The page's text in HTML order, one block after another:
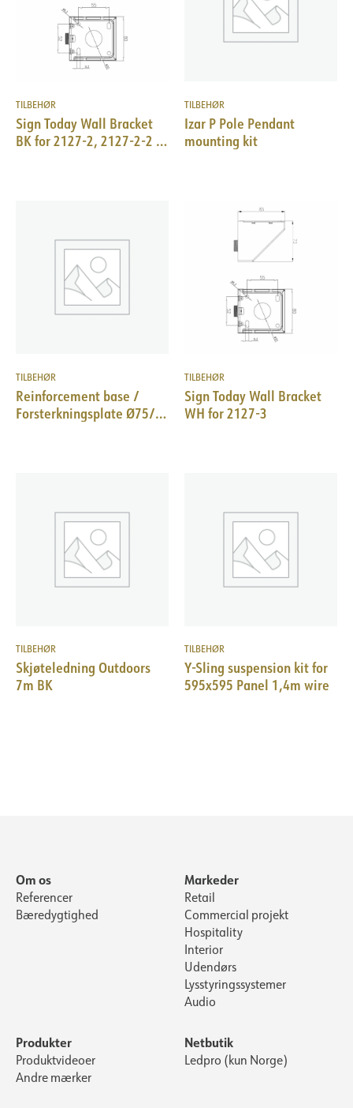
TILBEHØR
Sign Today Wall Bracket
BK for 2127-2, 2127-2-2 &
TILBEHØR
Izar P Pole Pendant
mounting kit
TILBEHØR
Reinforcement base /
Forsterkningsplate Ø75/
TILBEHØR
Sign Today Wall Bracket
WH for 2127-3
TILBEHØR
Skjøteledning Outdoors
7m BK
TILBEHØR
Y-Sling suspension kit for
595x595 Panel 1,4m wire
Om os
Referencer
Bæredygtighed
Markeder
Retail
Commercial projekt
Hospitality
Interior
Udendørs
Lysstyringssystemer
Audio
Produkter
Produktvideoer
Andre mærker
Netbutik
Ledpro (kun Norge)